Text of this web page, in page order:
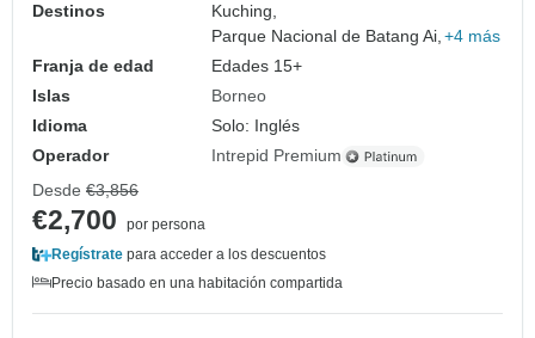
Destinos
Kuching,
Parque Nacional de Batang Ai, +4 más
Franja de edad
Edades 15+
Islas
Borneo
Idioma
Solo: Inglés
Operador
Intrepid Premium
Desde €3,856
€2,700
por persona
Regístrate para acceder a los descuentos
Precio basado en una habitación compartida